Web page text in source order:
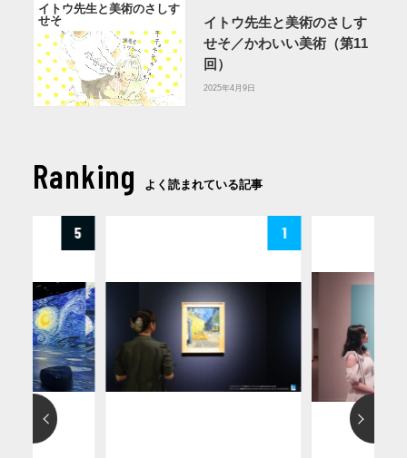
イトウ先生と美術のさしす
せそ
イトウ先生と美術のさしす
せそ／かわいい美術（第11
回）
2025年4月9日
Ranking よく読まれている記事
5 1